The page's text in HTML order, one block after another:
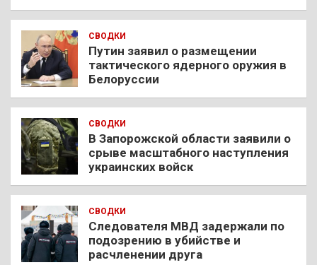
СВОДКИ
Путин заявил о размещении
тактического ядерного оружия в
Белоруссии
СВОДКИ
В Запорожской области заявили о
срыве масштабного наступления
украинских войск
СВОДКИ
Следователя МВД задержали по
подозрению в убийстве и
расчленении друга